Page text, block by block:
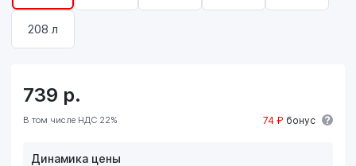
208 л
739 р.
В том числе НДС 22% 74 ₽ бонус
Динамика цены